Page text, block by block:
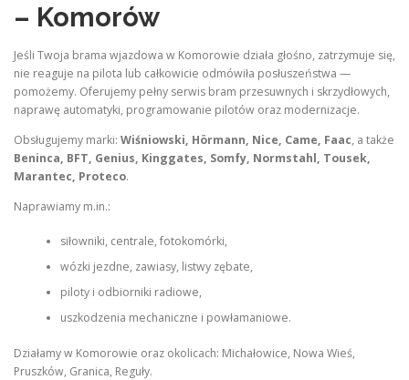
– Komorów
Jeśli Twoja brama wjazdowa w Komorowie działa głośno, zatrzymuje się,
nie reaguje na pilota lub całkowicie odmówiła posłuszeństwa —
pomożemy. Oferujemy pełny serwis bram przesuwnych i skrzydłowych,
naprawę automatyki, programowanie pilotów oraz modernizacje.
Obsługujemy marki: Wiśniowski, Hörmann, Nice, Came, Faac, a także
Beninca, BFT, Genius, Kinggates, Somfy, Normstahl, Tousek,
Marantec, Proteco.
Naprawiamy m.in.:
siłowniki, centrale, fotokomórki,
wózki jezdne, zawiasy, listwy zębate,
piloty i odbiorniki radiowe,
uszkodzenia mechaniczne i powłamaniowe.
Działamy w Komorowie oraz okolicach: Michałowice, Nowa Wieś,
Pruszków, Granica, Reguły.